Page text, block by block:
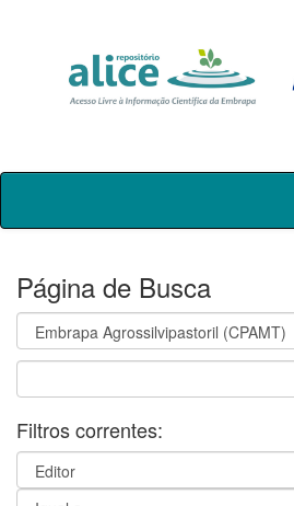
Skip
Página de Busca
Filtros correntes: